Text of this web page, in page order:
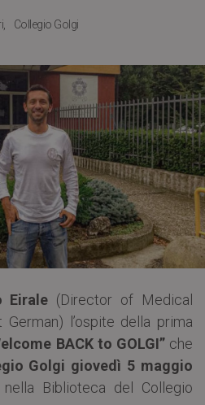
Collegio Golgi
Eirale (Director of Medical
l’ospite della prima
BACK to GOLGI”che
Golgi giovedì 5 maggio
nella Biblioteca del Collegio